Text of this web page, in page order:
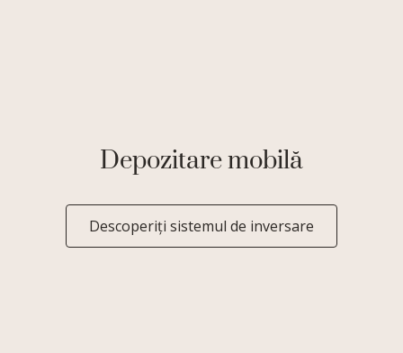
Depozitare mobilă
Descoperiți sistemul de inversare